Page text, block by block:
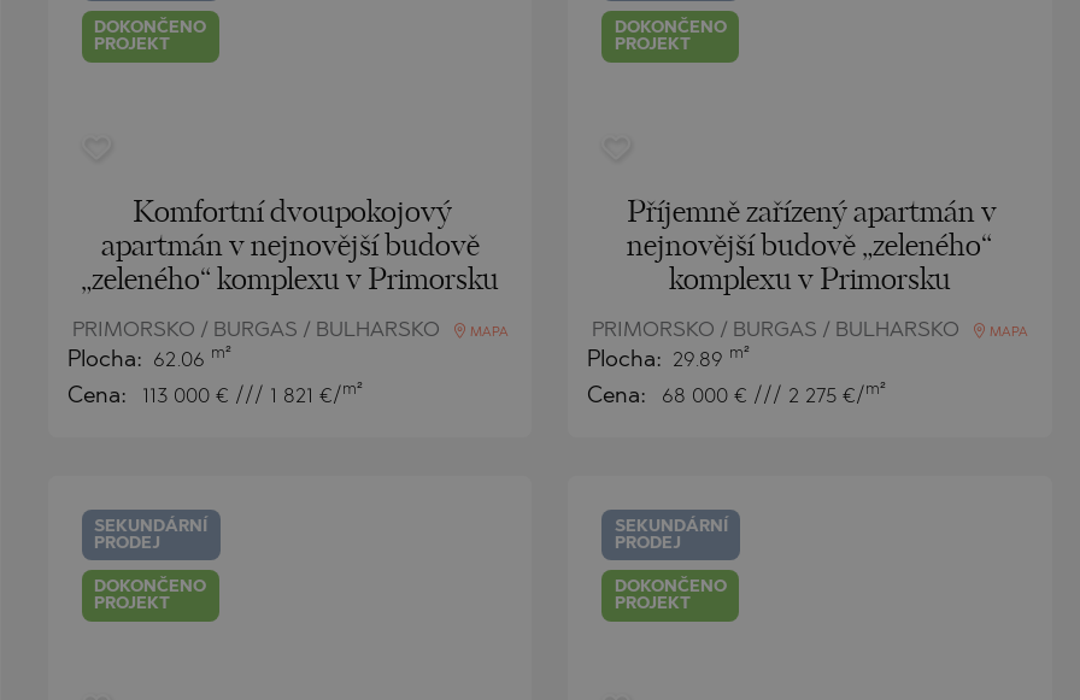
DOKONČENO
PROJEKT
Komfortní dvoupokojový
apartmán v nejnovější budově
„zeleného“ komplexu v Primorsku
PRIMORSKO / BURGAS / BULHARSKO MAPA
Plocha: 62.06 m²
Cena: 113 000 € /// 1 821 €/ m²
DOKONČENO
PROJEKT
Příjemně zařízený apartmán v
nejnovější budově „zeleného“
komplexu v Primorsku
PRIMORSKO / BURGAS / BULHARSKO MAPA
Plocha: 29.89 m²
Cena: 68 000 € /// 2 275 €/ m²
SEKUNDÁRNÍ
PRODEJ
DOKONČENO
PROJEKT
SEKUNDÁRNÍ
PRODEJ
DOKONČENO
PROJEKT